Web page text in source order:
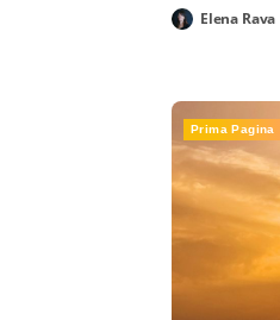
Elena Rava
Prima Pagina